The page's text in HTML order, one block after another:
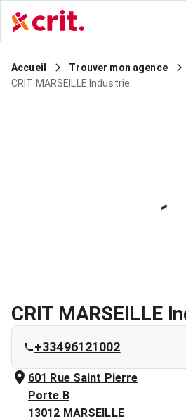
Accueil
Trouver mon agence
CRIT MARSEILLE Industrie
CRIT MARSEILLE
+33496121002
601 Rue Saint Pierre
Porte B
13012 MARSEILLE